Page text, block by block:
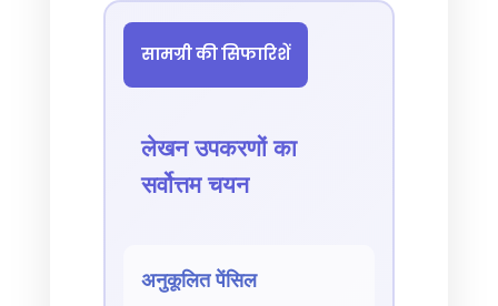
सामग्री की सिफारिशें
लेखन उपकरणों का
सर्वोत्तम चयन
अनुकूलित पेंसिल